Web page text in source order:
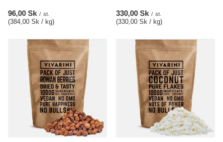
96,00 Sk / st.
(384,00 Sk / kg)
330,00 Sk / st.
(330,00 Sk / kg)